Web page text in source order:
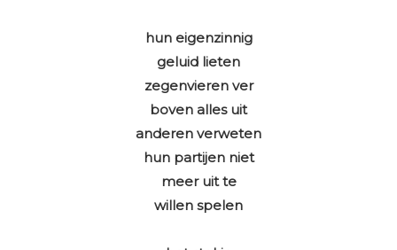
hun eigenzinnig
geluid lieten
zegenvieren ver
boven alles uit
anderen verweten
hun partijen niet
meer uit te
willen spelen